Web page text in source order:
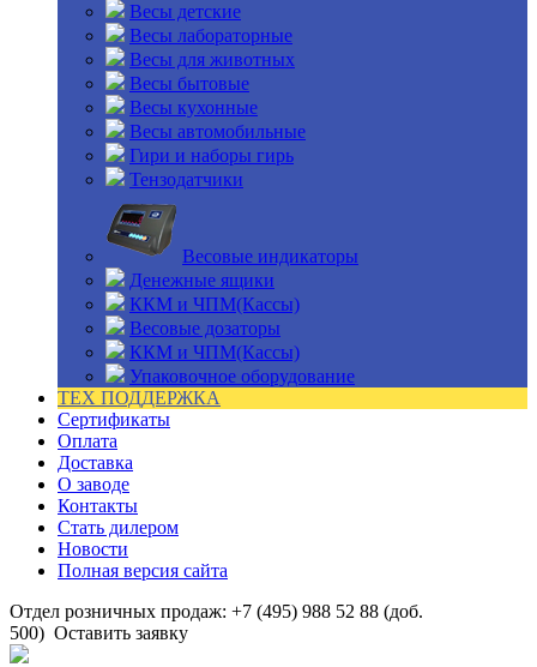
Весы детские
Весы лабораторные
Весы для животных
Весы бытовые
Весы кухонные
Весы автомобильные
Гири и наборы гирь
Тензодатчики
Весовые индикаторы
Денежные ящики
ККМ и ЧПМ(Кассы)
Весовые дозаторы
ККМ и ЧПМ(Кассы)
Упаковочное оборудование
ТЕХ ПОДДЕРЖКА
Сертификаты
Оплата
Доставка
О заводе
Контакты
Стать дилером
Новости
Полная версия сайта
Отдел розничных продаж: +7 (495) 988 52 88 (доб.
500) Оставить заявку